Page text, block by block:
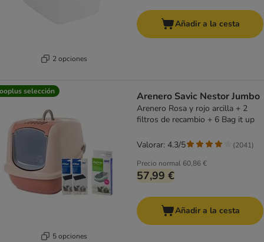
2 opciones
Añadir a la cesta
selección
5 opciones
Arenero Savic Nestor Jumbo
Arenero Rosa y rojo arcilla + 2
filtros de recambio + 6 Bag it up
Precio normal 60,86 €
57,99 €
Valorar: 4.3/5 (2041)
Añadir a la cesta